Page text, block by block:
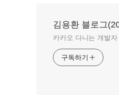
김용환 블로그
카카오 다니는 개발자
구독하기